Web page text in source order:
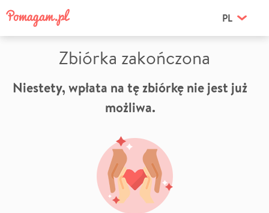
PL
Zbiórka zakończona
Niestety, wpłata na tę zbiórkę nie jest już
możliwa.